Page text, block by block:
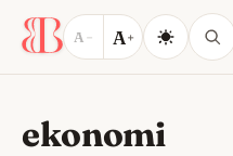
A − A+
ekonomi